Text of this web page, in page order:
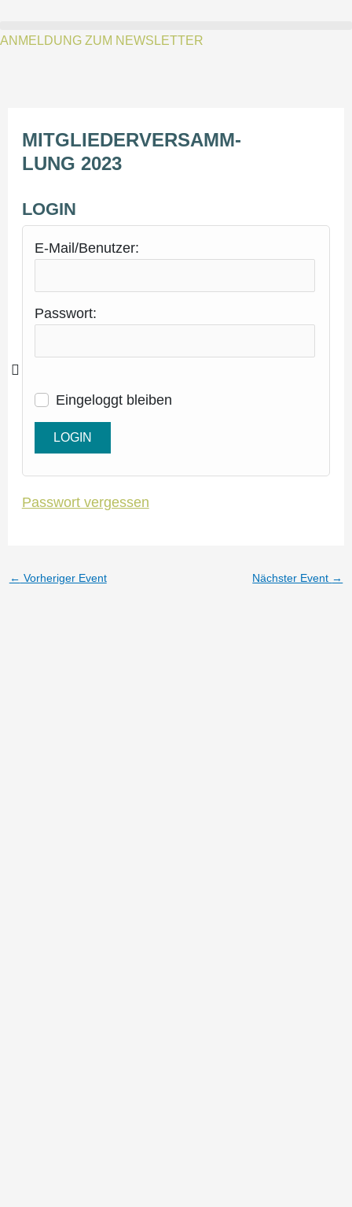
ANMELDUNG ZUM NEWSLETTER
MIT­GLIE­DER­VER­SAMM­
LUNG 2023
LOG­IN
E‑Mail/Benutzer:
Pass­wort:
Ein­ge­loggt bleiben
Pass­wort vergessen
← Vorheriger Event Nächster Event →